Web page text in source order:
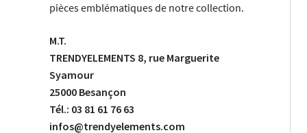
pièces emblématiques de notre collection.
M.T.
TRENDYELEMENTS 8, rue Marguerite
Syamour
25000 Besançon
Tél.: 03 81 61 76 63
infos@trendyelements.com